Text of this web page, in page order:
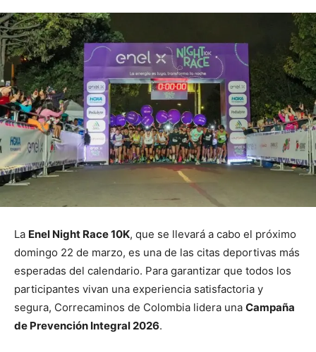
La Enel Night Race 10K, que se llevará a cabo el próximo
domingo 22 de marzo, es una de las citas deportivas más
esperadas del calendario. Para garantizar que todos los
participantes vivan una experiencia satisfactoria y
segura, Correcaminos de Colombia lidera una Campaña
de Prevención Integral 2026.